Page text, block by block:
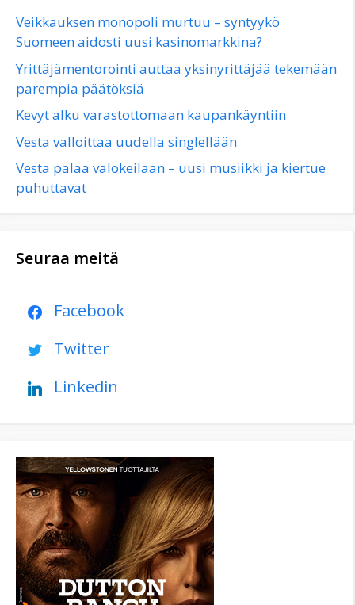
Veikkauksen monopoli murtuu – syntyykö
Suomeen aidosti uusi kasinomarkkina?
Yrittäjämentorointi auttaa yksinyrittäjää tekemään
parempia päätöksiä
Kevyt alku varastottomaan kaupankäyntiin
Vesta valloittaa uudella singlellään
Vesta palaa valokeilaan – uusi musiikki ja kiertue
puhuttavat
Seuraa meitä
Facebook
Twitter
Linkedin